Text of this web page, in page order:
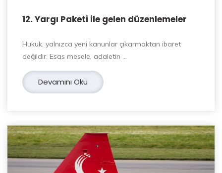
12. Yargı Paketi ile gelen düzenlemeler
Hukuk, yalnızca yeni kanunlar çıkarmaktan ibaret
değildir. Esas mesele, adaletin …
Devamını Oku